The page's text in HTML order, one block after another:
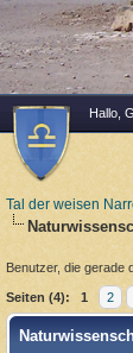
Hallo,
Tal der weisen
Benutzer, die gerade
Seiten (4): 1 2